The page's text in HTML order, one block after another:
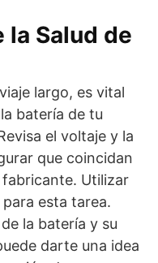
la Salud de
largo, es vital
batería de tu
el voltaje y la
que coincidan
Utilizar
esta tarea.
la batería y su
darte una idea